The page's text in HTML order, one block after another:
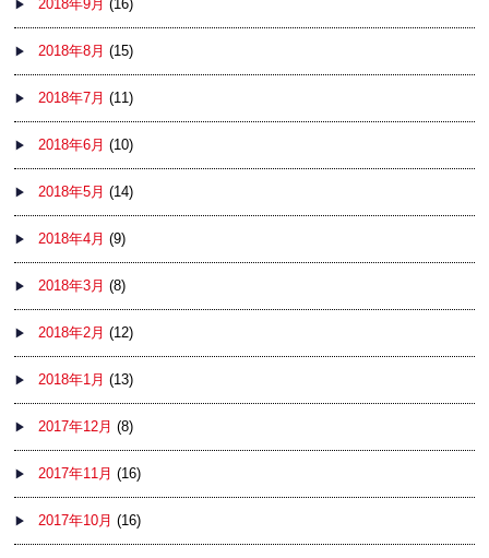
2018年9月 (16)
2018年8月 (15)
2018年7月 (11)
2018年6月 (10)
2018年5月 (14)
2018年4月 (9)
2018年3月 (8)
2018年2月 (12)
2018年1月 (13)
2017年12月 (8)
2017年11月 (16)
2017年10月 (16)